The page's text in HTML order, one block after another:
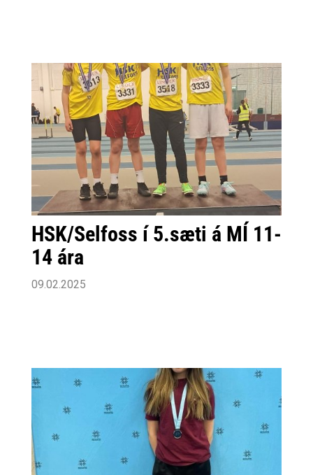
HSK/Selfoss í 5.sæti á MÍ 11-
14 ára
09.02.2025